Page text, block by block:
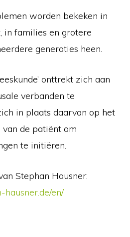
worden bekeken in
in families en grotere
generaties heen.
onttrekt zich aan
verbanden te
in plaats daarvan op het
de patiënt om
te initiëren.
Stephan Hausner:
en/